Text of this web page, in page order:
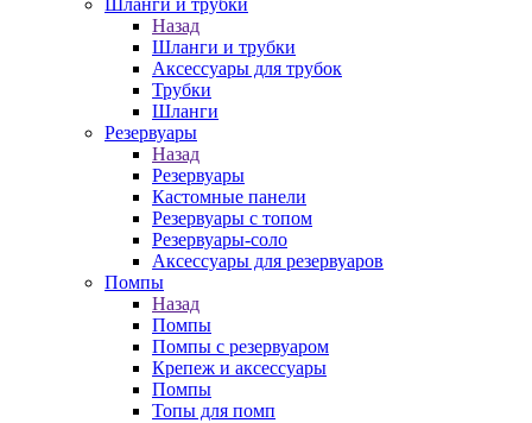
Шланги и трубки
Назад
Шланги и трубки
Аксессуары для трубок
Трубки
Шланги
Резервуары
Назад
Резервуары
Кастомные панели
Резервуары с топом
Резервуары-соло
Аксессуары для резервуаров
Помпы
Назад
Помпы
Помпы с резервуаром
Крепеж и аксессуары
Помпы
Топы для помп